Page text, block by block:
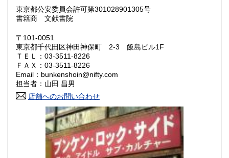
鳥取県 200円 島根県
岡山県
山口県 200円
香川県 200円
高知県 200円
200円 長崎県
200円 大分県
東京都公安委員会許可第301028901305号
書籍商 文献書院
〒101-0051
東京都千代田区神田神保町 2-3 飯島ビル1F
ＴＥＬ：03-3511-8226
ＦＡＸ：03-3511-8226
Email：bunkenshoin@nifty.com
担当者：山田 昌男
店舗へのお問い合わせ